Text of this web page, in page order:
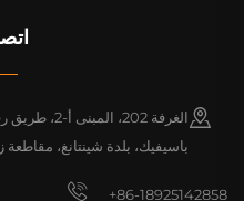
باسيفيك، بلدة شينتانغ، مقاطعة
+86-18925142858